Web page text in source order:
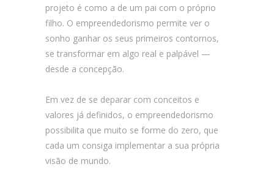
projeto é como a de um pai com o próprio
filho. O empreendedorismo permite ver o
sonho ganhar os seus primeiros contornos,
se transformar em algo real e palpável —
desde a concepção.
Em vez de se deparar com conceitos e
valores já definidos, o empreendedorismo
possibilita que muito se forme do zero, que
cada um consiga implementar a sua própria
visão de mundo.